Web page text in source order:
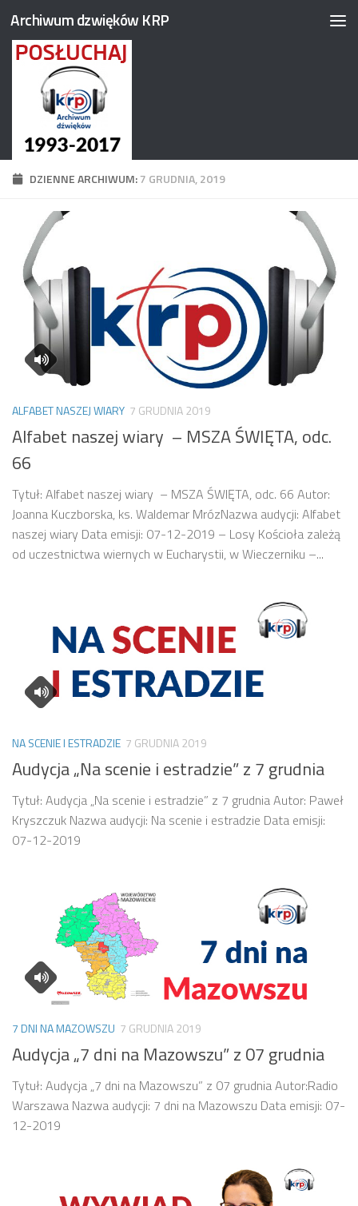
Przejdź do treści
Archiwum dzwięków KRP
DZIENNE ARCHIWUM:7 GRUDNIA, 2019
ALFABET NASZEJ WIARY 7 GRUDNIA 2019
Alfabet naszej wiary – MSZA ŚWIĘTA, odc.
66
Tytuł: Alfabet naszej wiary – MSZA ŚWIĘTA, odc. 66 Autor:
Joanna Kuczborska, ks. Waldemar MrózNazwa audycji: Alfabet
naszej wiary Data emisji: 07-12-2019 – Losy Kościoła zależą
od uczestnictwa wiernych w Eucharystii, w Wieczerniku –...
NA SCENIE I ESTRADZIE 7 GRUDNIA 2019
Audycja „Na scenie i estradzie” z 7 grudnia
Tytuł: Audycja „Na scenie i estradzie” z 7 grudnia Autor: Paweł
Kryszczuk Nazwa audycji: Na scenie i estradzie Data emisji:
07-12-2019
7 DNI NA MAZOWSZU 7 GRUDNIA 2019
Audycja „7 dni na Mazowszu” z 07 grudnia
Tytuł: Audycja „7 dni na Mazowszu” z 07 grudnia Autor:Radio
Warszawa Nazwa audycji: 7 dni na Mazowszu Data emisji: 07-
12-2019